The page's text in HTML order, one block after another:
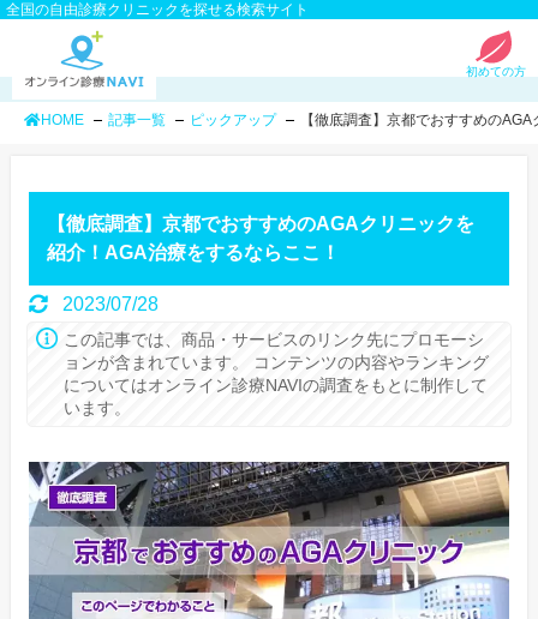
全国の自由診療クリニックを探せる検索サイト
初めての方
HOME 記事一覧 ピックアップ 【徹底調査】京都でおすすめの
【徹底調査】京都でおすすめのAGAクリニックを
紹介！AGA治療をするならここ！
2023/07/28